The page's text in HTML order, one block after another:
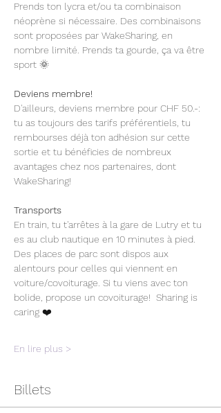
Prends ton lycra et/ou ta combinaison
néoprène si nécessaire. Des combinaisons
sont proposées par WakeSharing, en
nombre limité. Prends ta gourde, ça va être
sport 🌞
Deviens membre!
D'ailleurs, deviens membre pour CHF 50.-:
tu as toujours des tarifs préférentiels, tu
rembourses déjà ton adhésion sur cette
sortie et tu bénéficies de nombreux
avantages chez nos partenaires, dont
WakeSharing!
Transports
En train, tu t'arrêtes à la gare de Lutry et tu
es au club nautique en 10 minutes à pied.
Des places de parc sont dispos aux
alentours pour celles qui viennent en
voiture/covoiturage. Si tu viens avec ton
bolide, propose un covoiturage!  Sharing is
caring ❤️
En lire plus >
Billets